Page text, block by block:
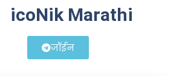
icoNik Marathi
जॉईन